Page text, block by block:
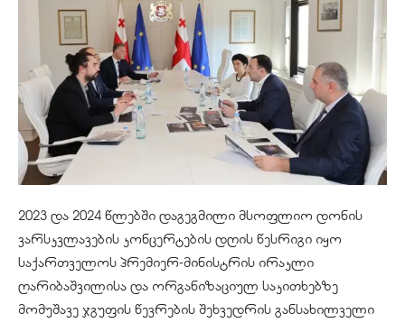
2023 და 2024 წლებში დაგეგმილი მსოფლიო დონის
ვარსკვლავების კონცერტების დღის წესრიგი იყო
საქართველოს პრემიერ-მინისტრის ირაკლი
ღარიბაშვილისა და ორგანიზაციულ საკითხებზე
მომუშავე ჯგუფის წევრების შეხვედრის განსახილველი